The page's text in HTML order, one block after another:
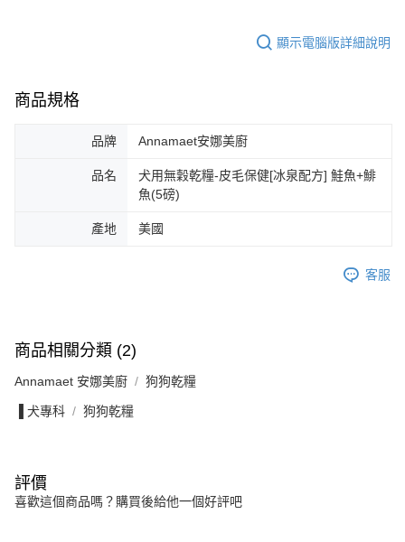
顯示電腦版詳細說明
商品規格
品牌 Annamaet安娜美廚
品名
犬用無穀乾糧-皮毛保健[冰泉配方] 鮭魚+鯡
魚(5磅)
產地 美國
客服
商品相關分類 (2)
Annamaet 安娜美廚 狗狗乾糧
▐ 犬專科 狗狗乾糧
評價
喜歡這個商品嗎？購買後給他一個好評吧